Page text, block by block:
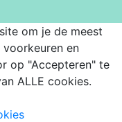
om je de meest
en
op "Accepteren" te
ALLE cookies.